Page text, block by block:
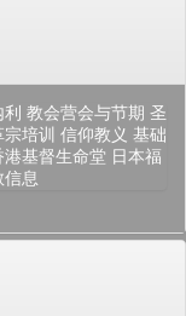
教会营会与节期 圣
宗培训 信仰教义 基础
港基督生命堂 日本福
信息